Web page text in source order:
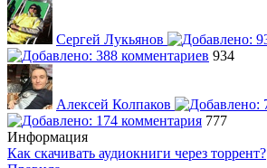
Сергей Лукьянов
934
Алексей Колпаков
777
Информация
Как скачивать аудиокниги через торрент?